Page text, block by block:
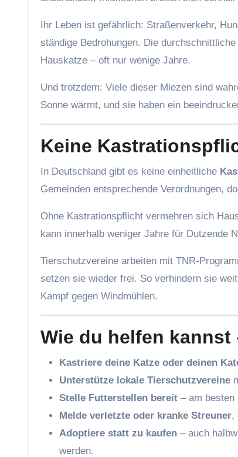
Ihr Leben ist gefährlich: Straßenverkehr,
ständige Bedrohungen. Die
Hauskatze – oft nur wenige Jahre.
Und trotzdem: Viele dieser Miezen sind
Sonne wärmt, und sie haben ein
Keine
In Deutschland gibt es keine einheitliche
Gemeinden entsprechende Verordnungen,
Ohne Kastrationspflicht vermehren sich
kann innerhalb weniger Jahre für Dutzende
Tierschutzvereine arbeiten mit TNR-
setzen sie wieder frei. So verhindern sie
Kampf gegen Windmühlen.
Wie du helfen kannst
Kastriere deine Katze oder deinen
Unterstütze lokale Tierschutzvereine
Stelle Futterstellen bereit – am besten
Melde verletzte oder kranke Streuner,
Adoptiere statt zu kaufen – auch
werden.